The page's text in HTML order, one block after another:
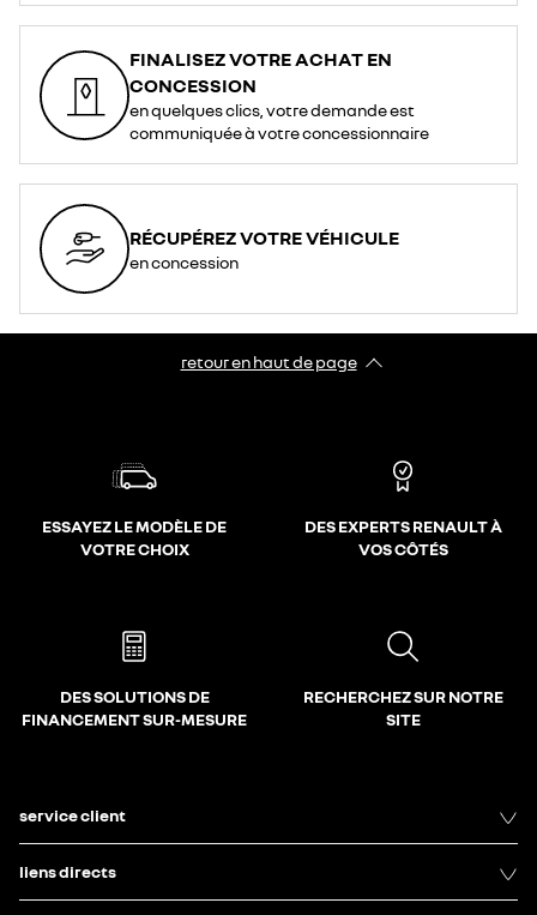
FINALISEZ VOTRE ACHAT EN
CONCESSION
en quelques clics, votre demande est
communiquée à votre concessionnaire
RÉCUPÉREZ VOTRE VÉHICULE
en concession
retour en haut de page​
ESSAYEZ LE MODÈLE DE
VOTRE CHOIX
DES EXPERTS RENAULT À
VOS CÔTÉS
DES SOLUTIONS DE
FINANCEMENT SUR-MESURE
RECHERCHEZ SUR NOTRE
SITE
service client
liens directs